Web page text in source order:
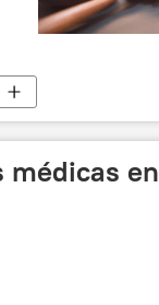
médicas en